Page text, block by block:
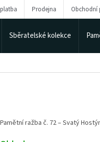
Prodejna Obchodní
Sběratelské kolekce
Pamětní ražba č. 72 – Svatý